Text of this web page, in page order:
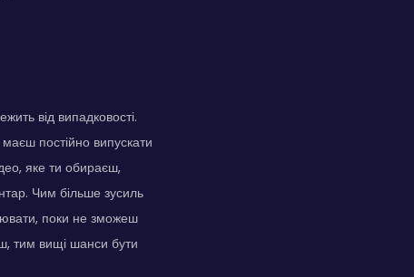
від випадковості.
постійно випускати
яке ти обираєш,
Чим більше зусиль
поки не зможеш
тим вищі шанси бути